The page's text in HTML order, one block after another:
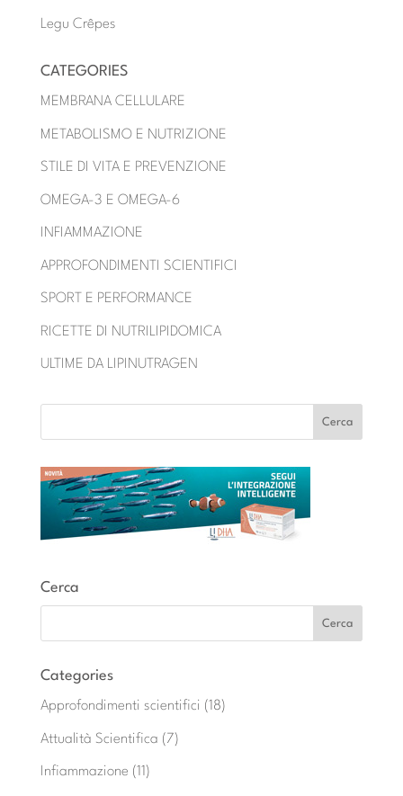
Legu Crêpes
CATEGORIES
MEMBRANA CELLULARE
METABOLISMO E NUTRIZIONE
STILE DI VITA E PREVENZIONE
OMEGA-3 E OMEGA-6
INFIAMMAZIONE
APPROFONDIMENTI SCIENTIFICI
SPORT E PERFORMANCE
RICETTE DI NUTRILIPIDOMICA
ULTIME DA LIPINUTRAGEN
Cerca
Categories
Approfondimenti scientifici (18)
Attualità Scientifica (7)
Infiammazione (11)